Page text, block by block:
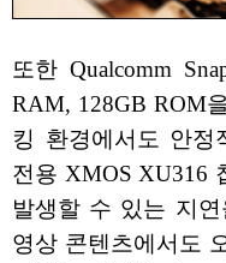
또한 Qualcomm
RAM, 128GB ROM
킹 환경에서도 안정
전용 XMOS XU316
발생할 수 있는 지
영상 콘텐츠에서도